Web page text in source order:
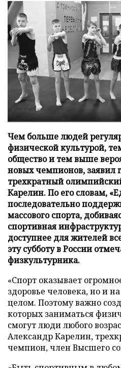
Чем больше людей
физической культурой,
общество и тем выше
новых чемпионов, заявил
трехкратный
Карелин. По его словам,
последовательно
массового спорта,
спортивная
доступнее для жителей
эту субботу в России
физкультурника.
«Спорт оказывает
здоровье человека, но и
целом. Поэтому важно
которых заниматься
смогут люди любого
Александр Карелин,
чемпион, член Высшего